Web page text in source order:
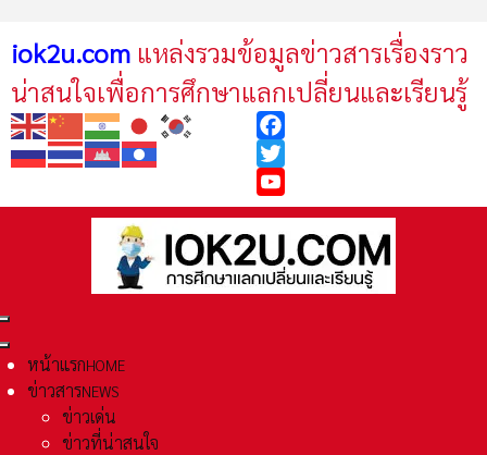
iok2u.com แหล่งรวมข้อมูลข่าวสารเรื่องราว
น่าสนใจเพื่อการศึกษาแลกเปลี่ยนและเรียนรู้
Facebook
Twitter
YouTube
หน้าแรกHOME
ข่าวสารNEWS
ข่าวเด่น
ข่าวที่น่าสนใจ